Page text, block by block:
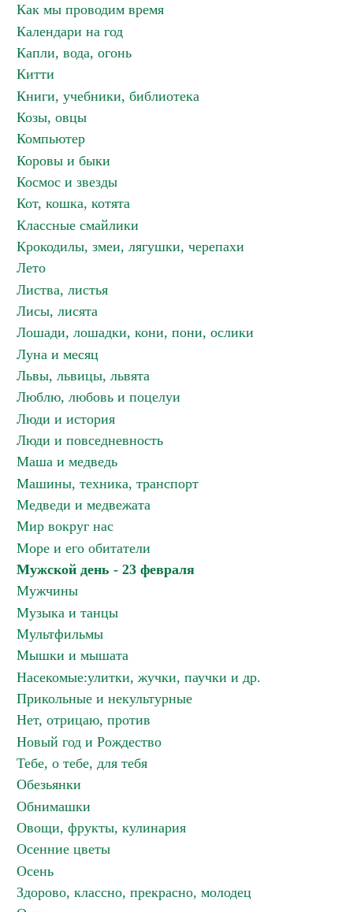
Как мы проводим время
Календари на год
Капли, вода, огонь
Китти
Книги, учебники, библиотека
Козы, овцы
Компьютер
Коровы и быки
Космос и звезды
Кот, кошка, котята
Классные смайлики
Крокодилы, змеи, лягушки, черепахи
Лето
Листва, листья
Лисы, лисята
Лошади, лошадки, кони, пони, ослики
Луна и месяц
Львы, львицы, львята
Люблю, любовь и поцелуи
Люди и история
Люди и повседневность
Маша и медведь
Машины, техника, транспорт
Медведи и медвежата
Мир вокруг нас
Море и его обитатели
Мужской день - 23 февраля
Мужчины
Музыка и танцы
Мультфильмы
Мышки и мышата
Насекомые:улитки, жучки, паучки и др.
Прикольные и некультурные
Нет, отрицаю, против
Новый год и Рождество
Тебе, о тебе, для тебя
Обезьянки
Обнимашки
Овощи, фрукты, кулинария
Осенние цветы
Осень
Здорово, классно, прекрасно, молодец